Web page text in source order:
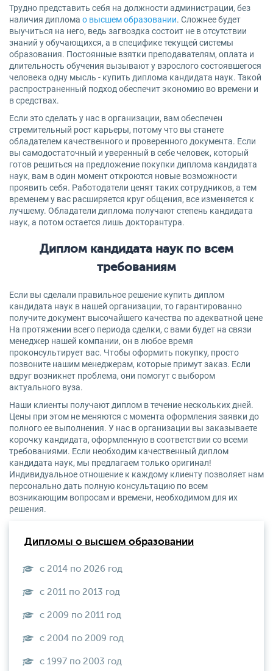
Трудно представить себя на должности администрации, без
наличия диплома о высшем образовании. Сложнее будет
выучиться на него, ведь загвоздка состоит не в отсутствии
знаний у обучающихся, а в специфике текущей системы
образования. Постоянные взятки преподавателям, оплата и
длительность обучения вызывают у взрослого состоявшегося
человека одну мысль - купить диплома кандидата наук. Такой
распространенный подход обеспечит экономию во времени и
в средствах.
Если это сделать у нас в организации, вам обеспечен
стремительный рост карьеры, потому что вы станете
обладателем качественного и проверенного документа. Если
вы самодостаточный и уверенный в себе человек, который
готов решиться на предложение покупки диплома кандидата
наук, вам в один момент откроются новые возможности
проявить себя. Работодатели ценят таких сотрудников, а тем
временем у вас расширяется круг общения, все изменяется к
лучшему. Обладатели диплома получают степень кандидата
наук, а потом остается лишь докторантура.
Диплом кандидата наук по всем
требованиям
Если вы сделали правильное решение купить диплом
кандидата наук в нашей организации, то гарантированно
получите документ высочайшего качества по адекватной цене
На протяжении всего периода сделки, с вами будет на связи
менеджер нашей компании, он в любое время
проконсультирует вас. Чтобы оформить покупку, просто
позвоните нашим менеджерам, которые примут заказ. Если
вдруг возникнет проблема, они помогут с выбором
актуального вуза.
Наши клиенты получают диплом в течение нескольких дней.
Цены при этом не меняются с момента оформления заявки до
полного ее выполнения. У нас в организации вы заказываете
корочку кандидата, оформленную в соответствии со всеми
требованиями. Если необходим качественный диплом
кандидата наук, мы предлагаем только оригинал!
Индивидуальное отношение к каждому клиенту позволяет нам
персонально дать полную консультацию по всем
возникающим вопросам и времени, необходимом для их
решения.
Дипломы о высшем образовании
с 2014 по 2026 год
с 2011 по 2013 год
с 2009 по 2011 год
с 2004 по 2009 год
с 1997 по 2003 год